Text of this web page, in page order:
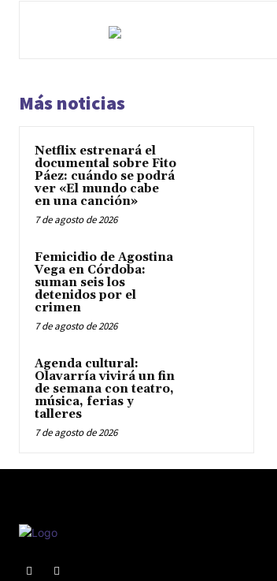
Más noticias
Netflix estrenará el
documental sobre Fito
Páez: cuándo se podrá
ver «El mundo cabe
en una canción»
7 de agosto de 2026
Femicidio de Agostina
Vega en Córdoba:
suman seis los
detenidos por el
crimen
7 de agosto de 2026
Agenda cultural:
Olavarría vivirá un fin
de semana con teatro,
música, ferias y
talleres
7 de agosto de 2026